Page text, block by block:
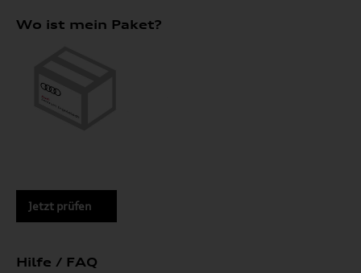
Wo ist mein Paket?
Jetzt prüfen
Hilfe / FAQ